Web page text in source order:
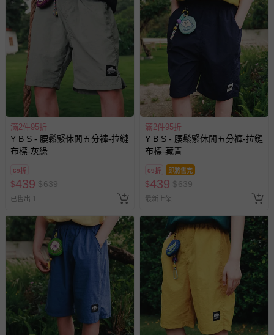
滿2件95折
Y B S - 腰鬆緊休閒五分褲-拉鏈
布標-灰綠
69折
$439 $639
已售出 1
滿2件95折
Y B S - 腰鬆緊休閒五分褲-拉鏈
布標-藏青
69折 即將售完
$439 $639
最新上架